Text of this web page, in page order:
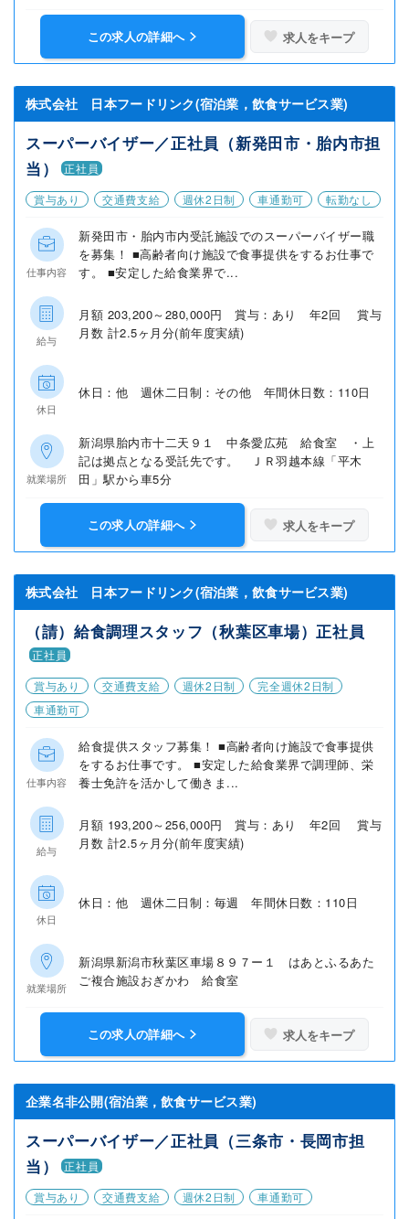
この求人の詳細へ 求人をキープ
株式会社 日本フードリンク(宿泊業，飲食サービス業)
スーパーバイザー／正社員（新発田市・胎内市担
当）
正社員
賞与あり
交通費支給 週休2日制 車通勤可 転勤なし
仕事内容
新発田市・胎内市内受託施設でのスーパーバイザー職
を募集！ ■高齢者向け施設で食事提供をするお仕事で
す。 ■安定した給食業界で...
給与
月額 203,200～280,000円 賞与：あり 年2回 賞与
月数 計2.5ヶ月分(前年度実績)
休日
休日：他 週休二日制：その他 年間休日数：110日
就業場所
新潟県胎内市十二天９１ 中条愛広苑 給食室 ・上
記は拠点となる受託先です。 ＪＲ羽越本線「平木
田」駅から車5分
この求人の詳細へ 求人をキープ
株式会社 日本フードリンク(宿泊業，飲食サービス業)
（請）給食調理スタッフ（秋葉区車場）正社員
正社員
賞与あり
交通費支給 週休2日制
完全週休2日制
車通勤可
仕事内容
給食提供スタッフ募集！ ■高齢者向け施設で食事提供
をするお仕事です。 ■安定した給食業界で調理師、栄
養士免許を活かして働きま...
給与
月額 193,200～256,000円 賞与：あり 年2回 賞与
月数 計2.5ヶ月分(前年度実績)
休日
休日：他 週休二日制：毎週 年間休日数：110日
就業場所
新潟県新潟市秋葉区車場８９７ー１ はあとふるあた
ご複合施設おぎかわ 給食室
この求人の詳細へ 求人をキープ
企業名非公開(宿泊業，飲食サービス業)
スーパーバイザー／正社員（三条市・長岡市担
当）
正社員
賞与あり
交通費支給 週休2日制 車通勤可